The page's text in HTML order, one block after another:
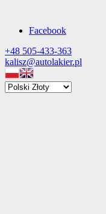
Facebook
+48 505-433-363
kalisz@autolakier.pl